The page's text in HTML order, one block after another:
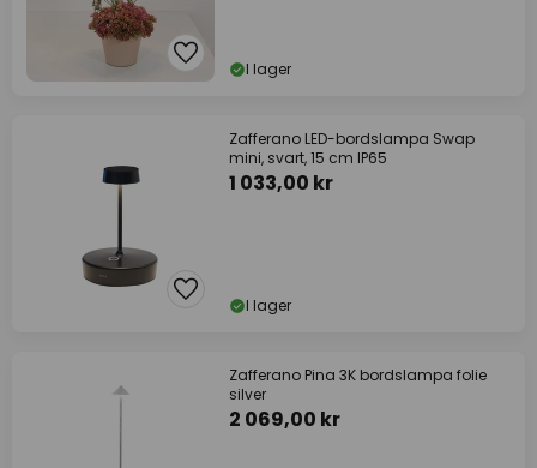
I lager
Zafferano LED-bordslampa Swap
mini, svart, 15 cm IP65
1 033,00 kr
I lager
Zafferano Pina 3K bordslampa folie
silver
2 069,00 kr